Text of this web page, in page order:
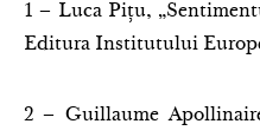
1 – Luca Pițu,
Editura Institutului
2 – Guillaume